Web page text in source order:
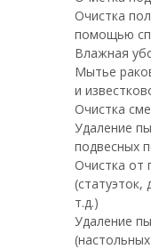
Очистка
помощью
Влажная
Мытье
и
Очистка
Удаление
подвесных
Очистка от
(статуэток,
т.д.)
Удаление